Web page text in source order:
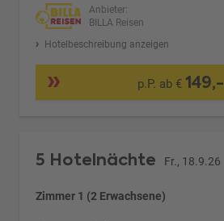
Anbieter:
BILLA Reisen
Hotelbeschreibung anzeigen
p.P. ab €149,-
5 Hotelnächte Fr., 18.9.26
Zimmer 1 (2 Erwachsene)